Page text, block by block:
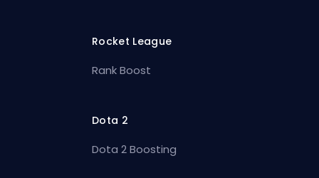
Rocket League
Rank Boost
Dota 2
Dota 2 Boosting